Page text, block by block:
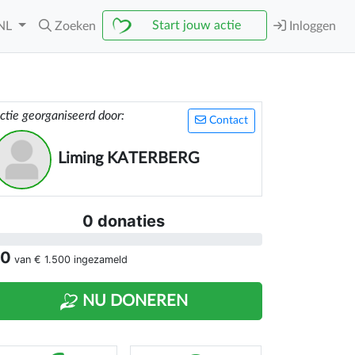
Zoeken Start jouw actie Inloggen
Contact
georganiseerd door:
Liming KATERBERG
0 donaties
van € 1.500 ingezameld
NU DONEREN